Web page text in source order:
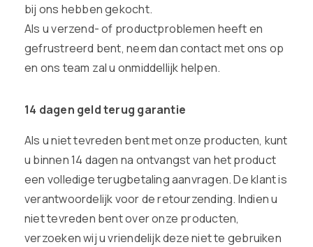
bij ons hebben gekocht.
Als u verzend- of productproblemen heeft en
gefrustreerd bent, neem dan contact met ons op
en ons team zal u onmiddellijk helpen.
14 dagen geld terug garantie
Als u niet tevreden bent met onze producten, kunt
u binnen 14 dagen na ontvangst van het product
een volledige terugbetaling aanvragen. De klant is
verantwoordelijk voor de retourzending. Indien u
niet tevreden bent over onze producten,
verzoeken wij u vriendelijk deze niet te gebruiken